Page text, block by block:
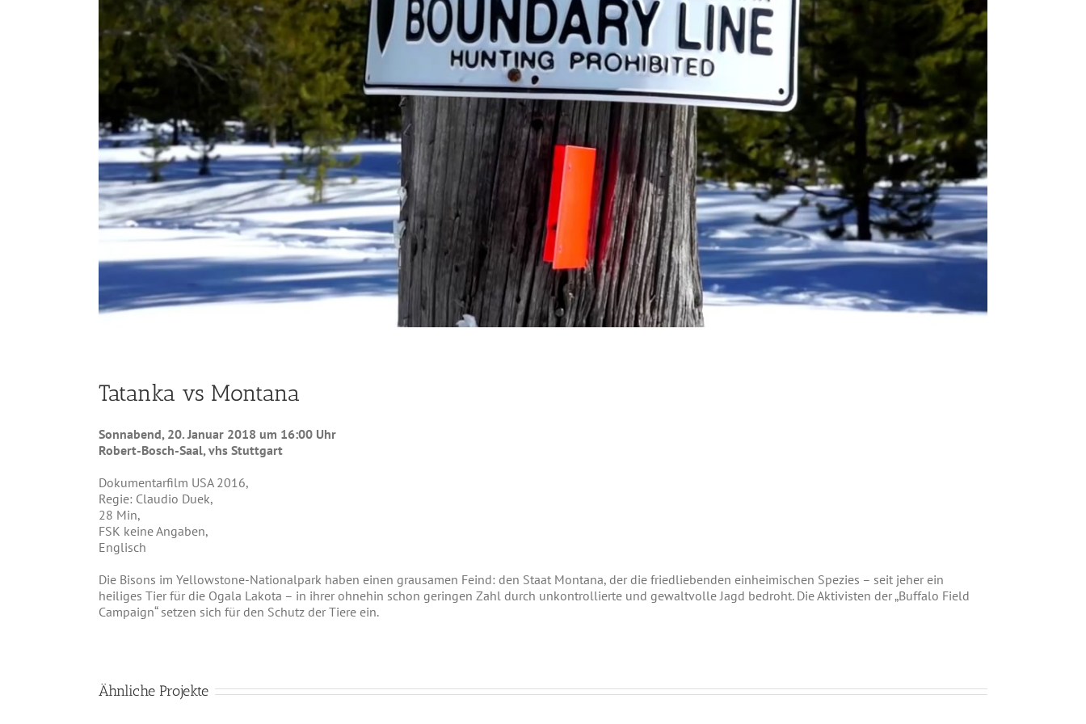
Tatanka vs Montana
Sonnabend, 20. Januar 2018 um 16:00 Uhr
Robert-Bosch-Saal, vhs Stuttgart
Dokumentarfilm USA 2016,
Regie: Claudio Duek,
28 Min,
FSK keine Angaben,
Englisch
Die Bisons im Yellowstone-Nationalpark haben einen grausamen Feind: den Staat Montana, der die friedliebenden einheimischen Spezies – seit jeher ein
heiliges Tier für die Ogala Lakota – in ihrer ohnehin schon geringen Zahl durch unkontrollierte und gewaltvolle Jagd bedroht. Die Aktivisten der „Buffalo Field
Campaign“ setzen sich für den Schutz der Tiere ein.
Ähnliche Projekte